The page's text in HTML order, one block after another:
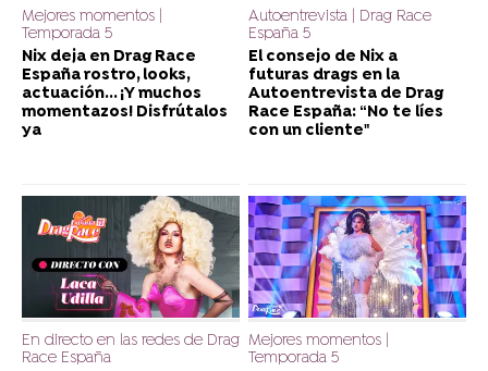
Mejores momentos |
Temporada 5
Nix deja en Drag Race
España rostro, looks,
actuación... ¡Y muchos
momentazos! Disfrútalos
ya
Autoentrevista | Drag Race
España 5
El consejo de Nix a
futuras drags en la
Autoentrevista de Drag
Race España: “No te líes
con un cliente"
En directo en las redes de Drag
Race España
Mejores momentos |
Temporada 5